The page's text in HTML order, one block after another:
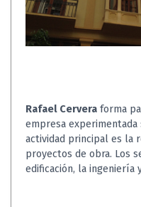
Rafael Cervera forma
empresa experimentada
actividad principal es la
proyectos de obra. Los
edificación, la ingeniería